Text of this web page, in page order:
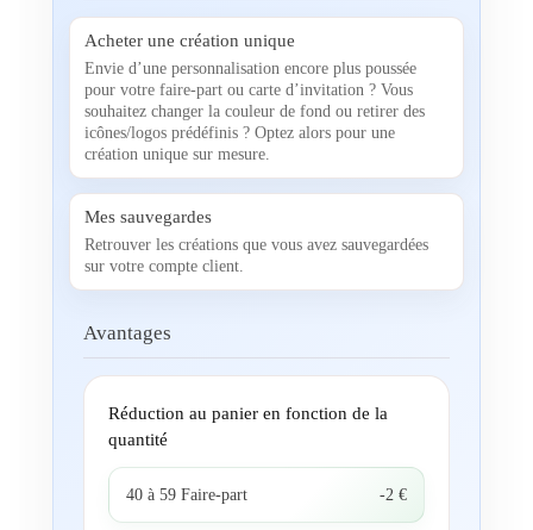
Acheter une création unique
Envie d’une personnalisation encore plus poussée
pour votre faire-part ou carte d’invitation ? Vous
souhaitez changer la couleur de fond ou retirer des
icônes/logos prédéfinis ? Optez alors pour une
création unique sur mesure.
Mes sauvegardes
Retrouver les créations que vous avez sauvegardées
sur votre compte client.
Avantages
Réduction au panier en fonction de la
quantité
40 à 59 Faire-part -2 €